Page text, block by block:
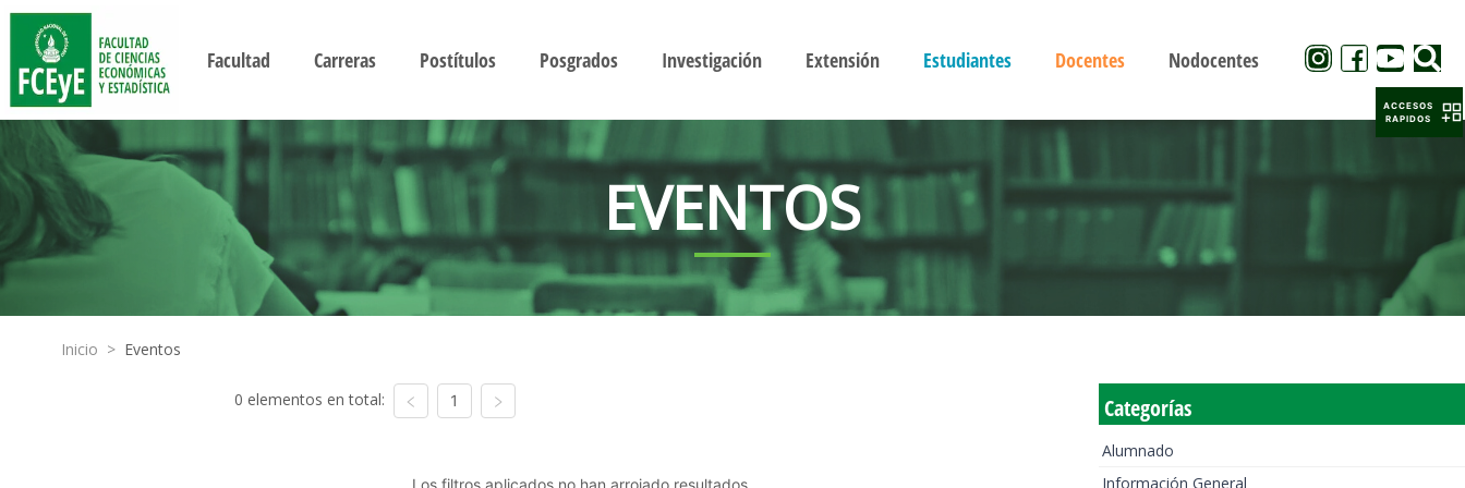
Facultad Carreras Postítulos Posgrados Investigación Extensión Estudiantes Docentes Nodocentes
EVENTOS
Inicio > Eventos
0 elementos en total: 1
Los filtros aplicados no han arrojado resultados
Categorías
Alumnado
Información General
ACCESOS
RAPIDOS